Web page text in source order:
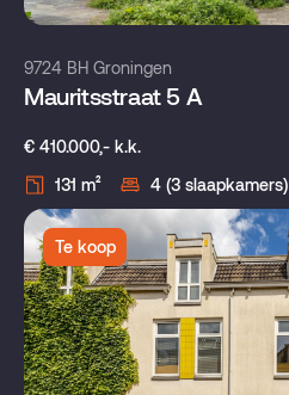
9724 BH Groningen
Mauritsstraat 5 A
€ 410.000,- k.k.
131 m²
4 (3 slaapkamers)
Te koop